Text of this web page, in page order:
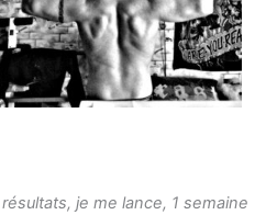
je me lance, 1 semaine